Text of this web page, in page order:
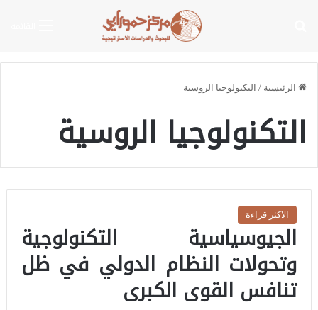
الرئيسية / التكنولوجيا الروسية
التكنولوجيا الروسية
الاكثر قراءة
الجيوسياسية التكنولوجية
وتحولات النظام الدولي في ظل
تنافس القوى الكبرى